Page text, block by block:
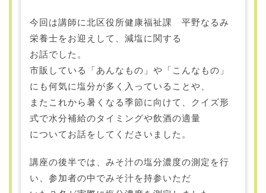
今回は講師に北区役所健康福祉課 平野なるみ
栄養士をお迎えして、減塩に関する
お話でした。
市販している「あんなもの」や「こんなもの」
にも何気に塩分が多く入っていることや、
またこれから暑くなる季節に向けて、クイズ形
式で水分補給のタイミングや飲酒の適量
についてお話をしてくださいました。
講座の後半では、みそ汁の塩分濃度の測定を行
い、参加者の中でみそ汁を持参いただ